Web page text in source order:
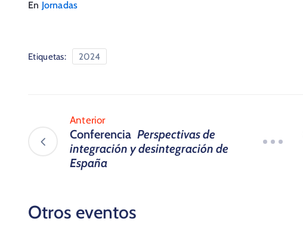
En Jornadas
Etiquetas: 2024
Anterior
Conferencia Perspectivas de
integración y desintegración de
España
Otros eventos